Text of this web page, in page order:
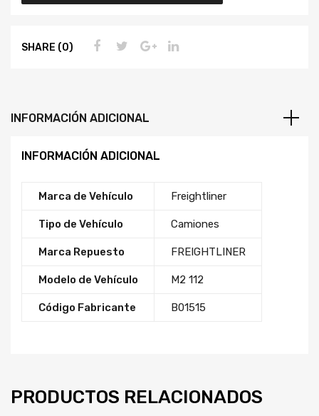
SHARE (0)
INFORMACIÓN ADICIONAL
INFORMACIÓN ADICIONAL
Marca de Vehículo Freightliner
Tipo de Vehículo Camiones
Marca Repuesto FREIGHTLINER
Modelo de Vehículo M2 112
Código Fabricante B01515
PRODUCTOS RELACIONADOS